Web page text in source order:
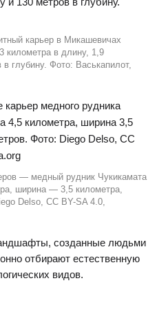
карьер в Микашевичах
километра в длину, 1,9
глубину. Фото: Васькапилот,
— медный рудник Чукикамата
ширина — 3,5 километра,
Delso, CC BY-SA 4.0,
созданные людьми
отбирают естественную
видов.